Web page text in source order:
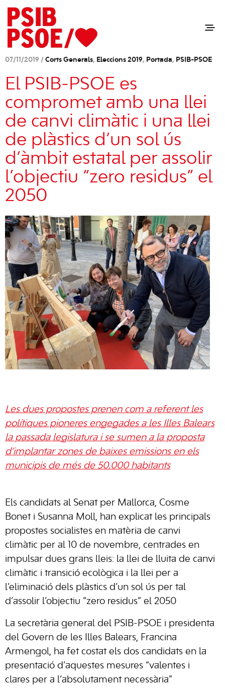
07/11/2019 / Corts Generals, Eleccions 2019, Portada, PSIB-PSOE
El PSIB-PSOE es
compromet amb una llei
de canvi climàtic i una llei
de plàstics d’un sol ús
d’àmbit estatal per assolir
l’objectiu “zero residus” el
2050
Les dues propostes prenen com a referent les
polítiques pioneres engegades a les Illes Balears
la passada legislatura i se sumen a la proposta
d’implantar zones de baixes emissions en els
municipis de més de 50.000 habitants
Els candidats al Senat per Mallorca, Cosme
Bonet i Susanna Moll, han explicat les principals
propostes socialistes en matèria de canvi
climàtic per al 10 de novembre, centrades en
impulsar dues grans lleis: la llei de lluita de canvi
climàtic i transició ecològica i la llei per a
l’eliminació dels plàstics d’un sol ús per tal
d’assolir l’objectiu “zero residus” el 2050
La secretària general del PSIB-PSOE i presidenta
del Govern de les Illes Balears, Francina
Armengol, ha fet costat els dos candidats en la
presentació d’aquestes mesures “valentes i
clares per a l’absolutament necessària”